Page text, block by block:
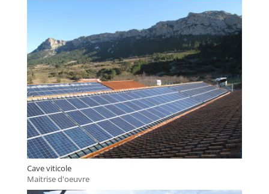
Cave viticole
Maitrise d'oeuvre